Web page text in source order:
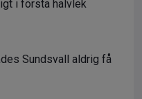
i första halvlek
Sundsvall aldrig få